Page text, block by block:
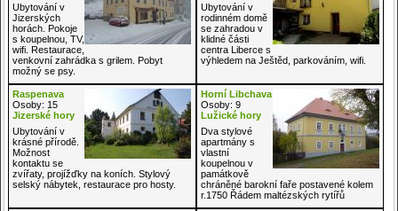
Ubytování v
Jizerských
horách. Pokoje
s koupelnou, TV,
wifi. Restaurace,
venkovní zahrádka s grilem. Pobyt
možný se psy.
Ubytování v
rodinném domě
se zahradou v
klidné části
centra Liberce s
výhledem na Ještěd, parkováním, wifi.
Raspenava
Osoby: 15
Jizerské hory
Ubytování v
krásné přírodě.
Možnost
kontaktu se
zvířaty, projížďky na koních. Stylový
selský nábytek, restaurace pro hosty.
Horní Libchava
Osoby: 9
Lužické hory
Dva stylové
apartmány s
vlastní
koupelnou v
památkově
chráněné barokní faře postavené kolem
r.1750 Řádem maltézských rytířů